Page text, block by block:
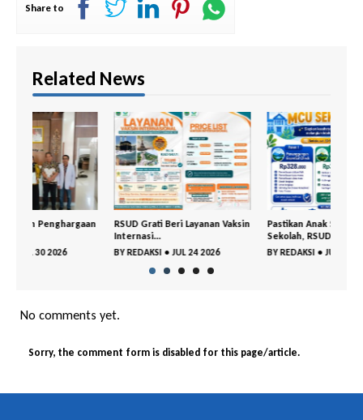
Share to
Related News
RSUD Grati Beri Layanan Vaksin
BYREDAKSI JUL 24 2026
Pastikan Anak Sehat Masuk
BYREDAKSI JUL 01 2026
No comments yet.
Sorry, the comment form is disabled for this page/article.